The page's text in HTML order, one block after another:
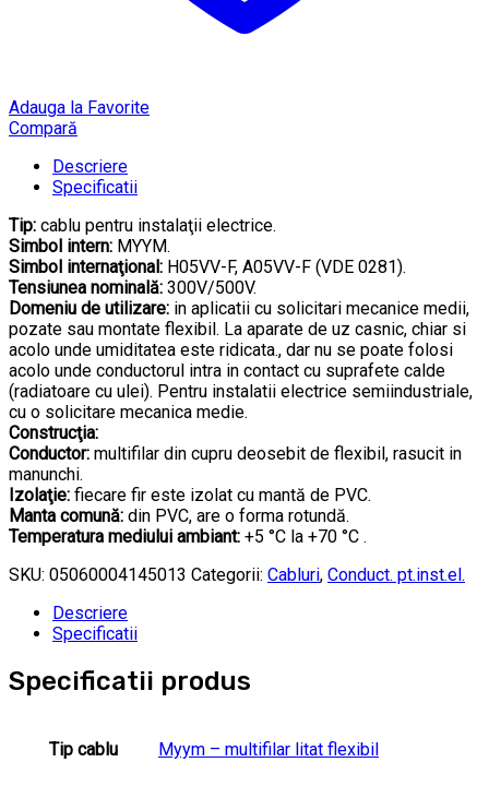
Adauga la Favorite
Compară
Descriere
Specificatii
Tip: cablu pentru instalaţii electrice.
Simbol intern: MYYM.
Simbol internaţional: H05VV-F, A05VV-F (VDE 0281).
Tensiunea nominală: 300V/500V.
Domeniu de utilizare: in aplicatii cu solicitari mecanice medii,
pozate sau montate flexibil. La aparate de uz casnic, chiar si
acolo unde umiditatea este ridicata., dar nu se poate folosi
acolo unde conductorul intra in contact cu suprafete calde
(radiatoare cu ulei). Pentru instalatii electrice semiindustriale,
cu o solicitare mecanica medie.
Construcţia:
Conductor: multifilar din cupru deosebit de flexibil, rasucit in
manunchi.
Izolaţie: fiecare fir este izolat cu mantă de PVC.
Manta comună: din PVC, are o forma rotundă.
Temperatura mediului ambiant: +5 °C la +70 °C .
SKU: 05060004145013 Categorii: Cabluri, Conduct. pt.inst.el.
Descriere
Specificatii
Specificatii produs
Tip cablu Myym – multifilar litat flexibil